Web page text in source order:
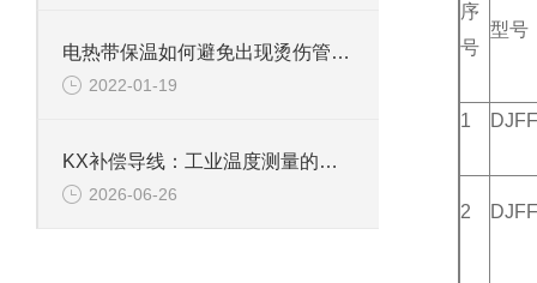
电热带保温如何避免出现烫伤管道的情况
2022-01-19
KX补偿导线：工业温度测量的可靠桥梁
2026-06-26
序
号
型号
1
2